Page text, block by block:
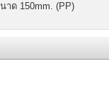
าด 150mm. (PP)